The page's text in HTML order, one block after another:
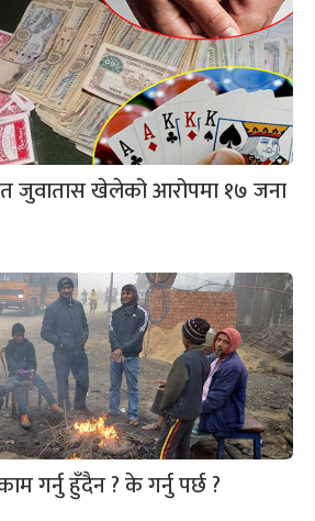
जुवातास खेलेको आरोपमा १७ जना
गर्नु हुँदैन ? के गर्नु पर्छ ?